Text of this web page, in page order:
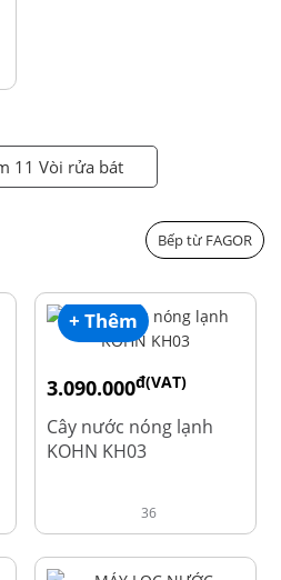
11 Vòi rửa bát
Bếp từ FAGOR
+ Thêm
3.090.000đ(VAT)
3.690.000
Cây nước nóng lạnh
KOHN KH03
36